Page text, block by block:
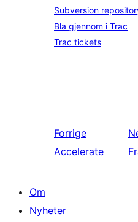
Subversion
Bla gjennom i Trac
Trac tickets
Forrige
Accelerate
Om
Nyheter